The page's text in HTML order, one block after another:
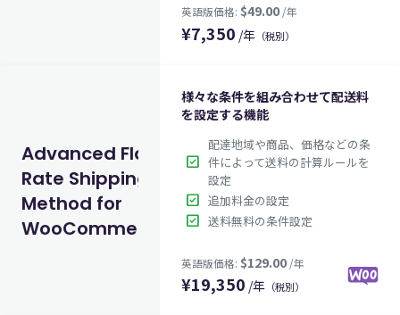
英語版価格: $49.00
¥7,350 /年 （税別）
Advanced Flat
Rate Shipping
Method for
WooCommerce
様々な条件を組み合わせて配送料
を設定する機能
check_box
配達地域や商品、価格などの条
件によって送料の計算ルールを
設定
check_box 追加料金の設定
check_box 送料無料の条件設定
¥19,350 /年 （税別）